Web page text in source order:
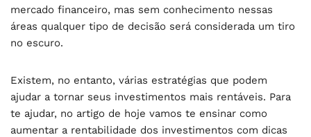
mercado financeiro, mas sem conhecimento nessas
áreas qualquer tipo de decisão será considerada um tiro
no escuro.
Existem, no entanto, várias estratégias que podem
ajudar a tornar seus investimentos mais rentáveis. Para
te ajudar, no artigo de hoje vamos te ensinar como
aumentar a rentabilidade dos investimentos com dicas